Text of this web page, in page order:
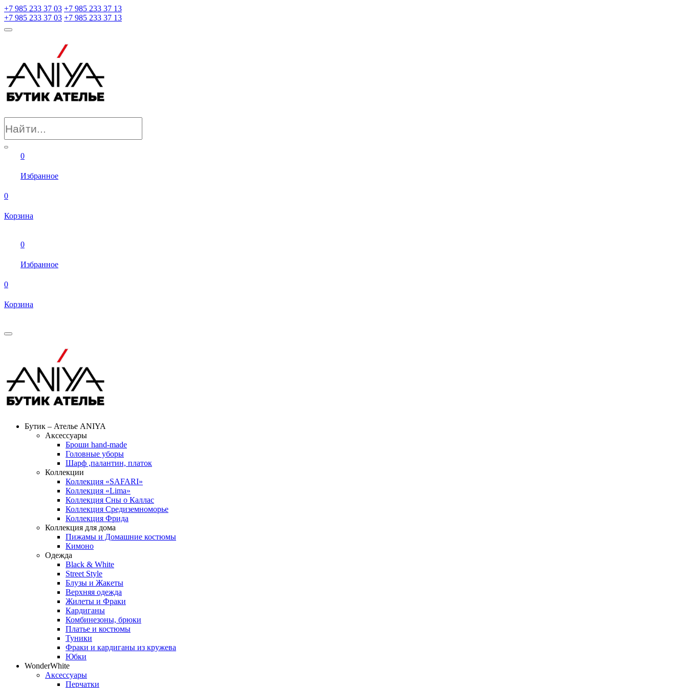
+7 985 233 37 03 +7 985 233 37 13
+7 985 233 37 03 +7 985 233 37 13
0
Избранное
0
Корзина
0
Избранное
0
Корзина
Бутик – Ателье ANIYA
Аксессуары
Броши hand-made
Головные уборы
Шарф ,палантин, платок
Коллекции
Коллекция «SAFARI»
Коллекция «Lima»
Коллекция Сны о Каллас
Коллекция Средиземноморье
Коллекция Фрида
Коллекция для дома
Пижамы и Домашние костюмы
Кимоно
Одежда
Black & White
Street Style
Блузы и Жакеты
Верхняя одежда
Жилеты и Фраки
Кардиганы
Комбинезоны, брюки
Платье и костюмы
Туники
Фраки и кардиганы из кружева
Юбки
WonderWhite
Аксессуары
Перчатки